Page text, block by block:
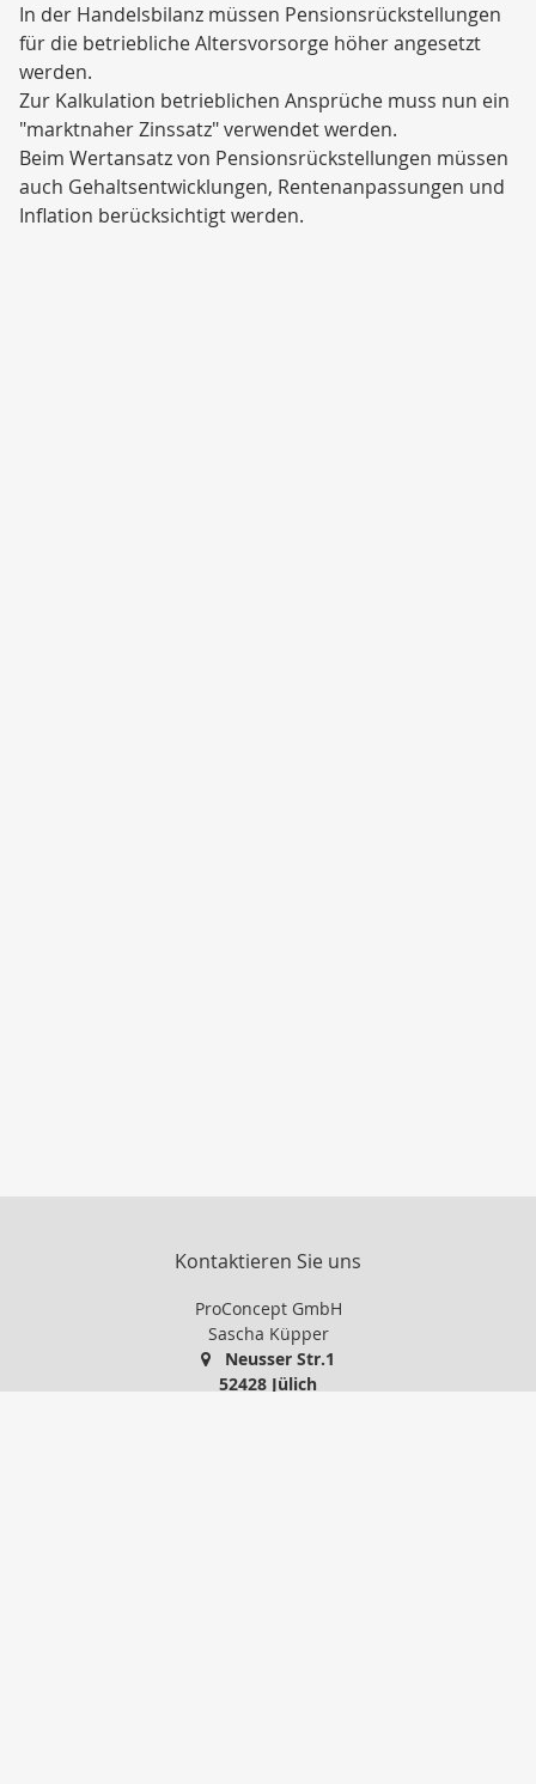
In der Handelsbilanz müssen Pensionsrückstellungen
für die betriebliche Altersvorsorge höher angesetzt
werden.
Zur Kalkulation betrieblichen Ansprüche muss nun ein
"marktnaher Zinssatz" verwendet werden.
Beim Wertansatz von Pensionsrückstellungen müssen
auch Gehaltsentwicklungen, Rentenanpassungen und
Inflation berücksichtigt werden.
Kontaktieren Sie uns
ProConcept GmbH
Sascha Küpper
Neusser Str.1
52428 Jülich